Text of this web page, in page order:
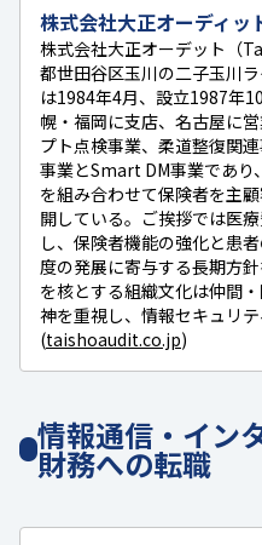
株式会社大正オーディッ
株式会社大正オーデット（
都世田谷区玉川の二子玉川
は1984年4月、設立1987年
幌・福岡に支店、名古屋に
プト点検事業、柔道整復関
事業とSmart DM事業であり
を組み合わせて保険者を主
開している。ご挨拶では医
し、保険者機能の強化と患
度の発展に寄与する長期方
を核とする組織文化は仲間
神を重視し、情報セキュリ
(taishoaudit.co.jp)
情報通信・イン
財務への転職